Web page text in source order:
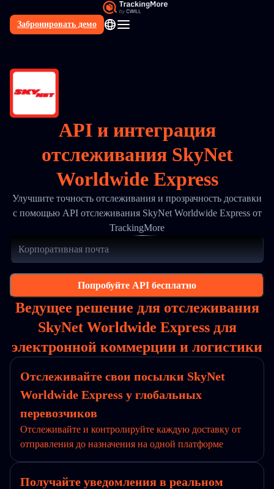
Забронировать демо
RU
API и интеграция
отслеживания SkyNet
Worldwide Express
Улучшите точность отслеживания и прозрачность доставки
с помощью API отслеживания SkyNet Worldwide Express от
TrackingMore
Попробуйте API бесплатно
Ведущее решение для отслеживания
SkyNet Worldwide Express для
электронной коммерции и логистики
Отслеживайте свои посылки SkyNet
Worldwide Express у глобальных
перевозчиков
Отслеживайте и контролируйте каждую доставку от
отправления до назначения на одной платформе
Получайте уведомления в реальном